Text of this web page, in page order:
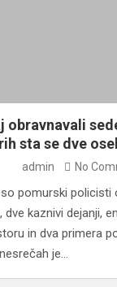
obravnavali
sta se dve
admin No
pomurski policisti
dve kaznivi dejanji,
in dva primera
je…